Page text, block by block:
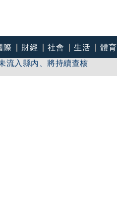
際 財經 社會 生活 體育
流入縣內、將持續查核
難談判